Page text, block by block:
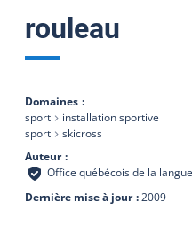
rouleau
Domaines
sport
installation sportive
sport
skicross
Auteur
Office québécois de la
Dernière mise à jour 2009